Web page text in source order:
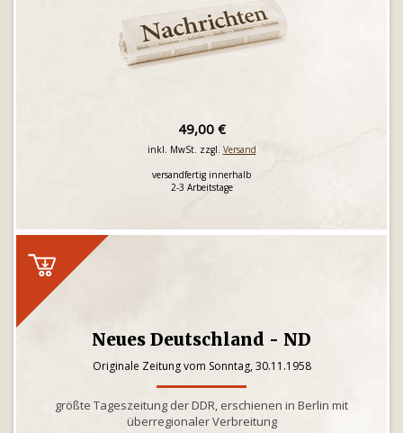
49,00 €
inkl. MwSt. zzgl. Versand
versandfertig innerhalb
2-3 Arbeitstage
Neues Deutschland - ND
Originale Zeitung vom Sonntag, 30.11.1958
größte Tageszeitung der DDR, erschienen in Berlin mit
überregionaler Verbreitung